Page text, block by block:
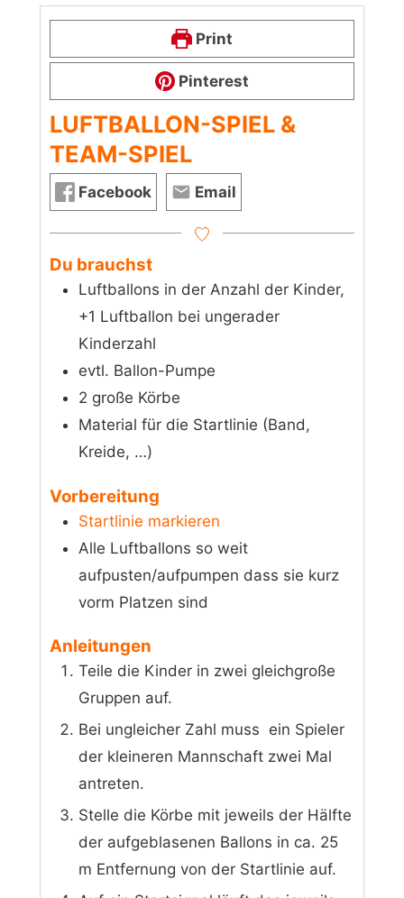
Print
Pinterest
LUFTBALLON-SPIEL &
TEAM-SPIEL
Facebook Email
Du brauchst
Luftballons in der Anzahl der Kinder,
+1 Luftballon bei ungerader
Kinderzahl
evtl. Ballon-Pumpe
2 große Körbe
Material für die Startlinie (Band,
Kreide, …)
Vorbereitung
Startlinie markieren
Alle Luftballons so weit
aufpusten/aufpumpen dass sie kurz
vorm Platzen sind
Anleitungen
Teile die Kinder in zwei gleichgroße
Gruppen auf.
Bei ungleicher Zahl muss ein Spieler
der kleineren Mannschaft zwei Mal
antreten.
Stelle die Körbe mit jeweils der Hälfte
der aufgeblasenen Ballons in ca. 25
m Entfernung von der Startlinie auf.